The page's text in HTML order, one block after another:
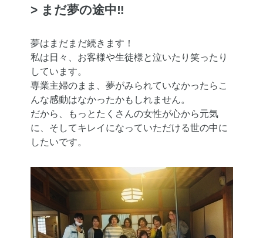
> まだ夢の途中‼
夢はまだまだ続きます！
私は日々、お客様や生徒様と泣いたり笑ったり
しています。
専業主婦のまま、夢がみられていなかったらこ
んな感動はなかったかもしれません。
だから、もっとたくさんの女性が心から元気
に、そしてキレイになっていただける世の中に
したいです。